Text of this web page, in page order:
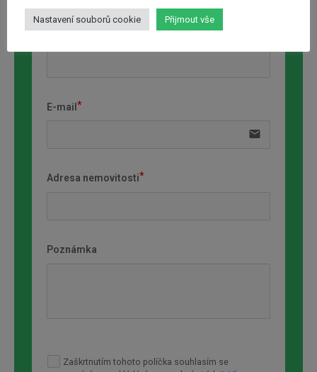
E-mail
email
Adresa nemovitosti
Poznámka
Zaškrtnutím tohoto políčka souhlasím se
Nastavení souborů cookie Přijmout vše